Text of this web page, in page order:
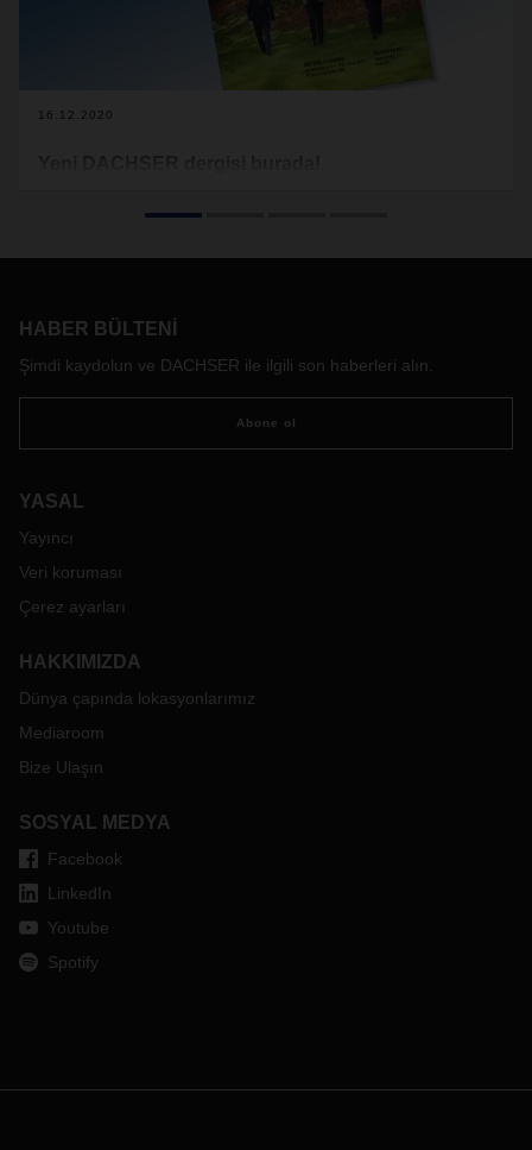
16.12.2020
HABER BÜLTENI
Şimdi kaydolun ve DACHSER ile ilgili son haberleri alın.
Abone ol
YASAL
Yayıncı
Veri koruması
Çerez ayarları
HAKKIMIZDA
Dünya çapında lokasyonlarımız
Mediaroom
Bize Ulaşın
SOSYAL MEDYA
Facebook
LinkedIn
Youtube
Spotify